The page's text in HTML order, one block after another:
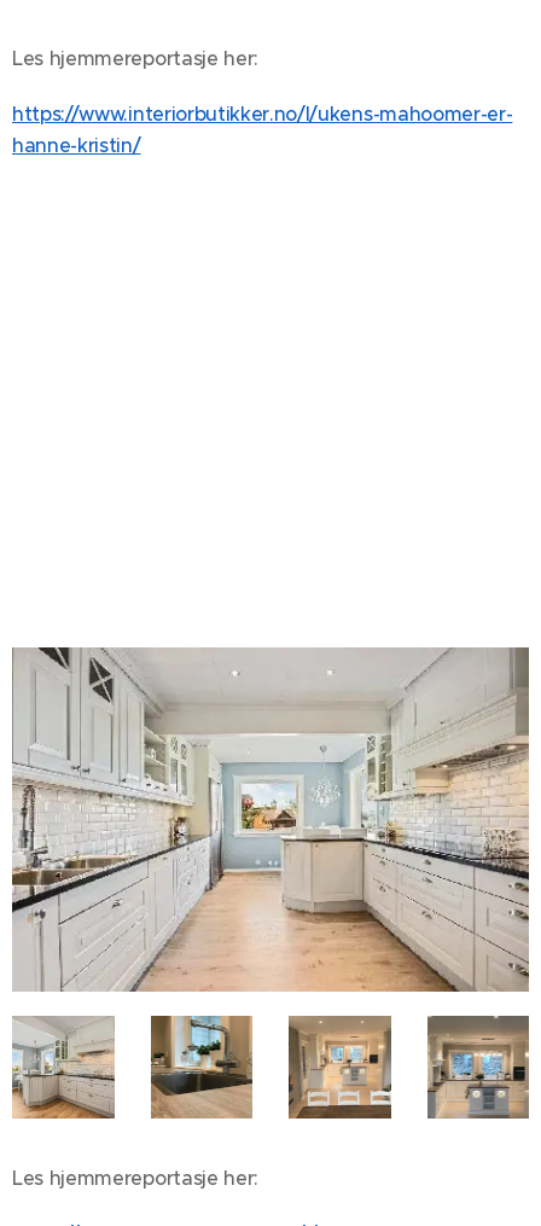
Les hjemmereportasje her:
https://www.interiorbutikker.no/l/ukens-mahoomer-er-
hanne-kristin/
Les hjemmereportasje her: